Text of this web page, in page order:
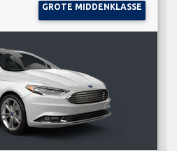
GROTE MIDDENKLASSE